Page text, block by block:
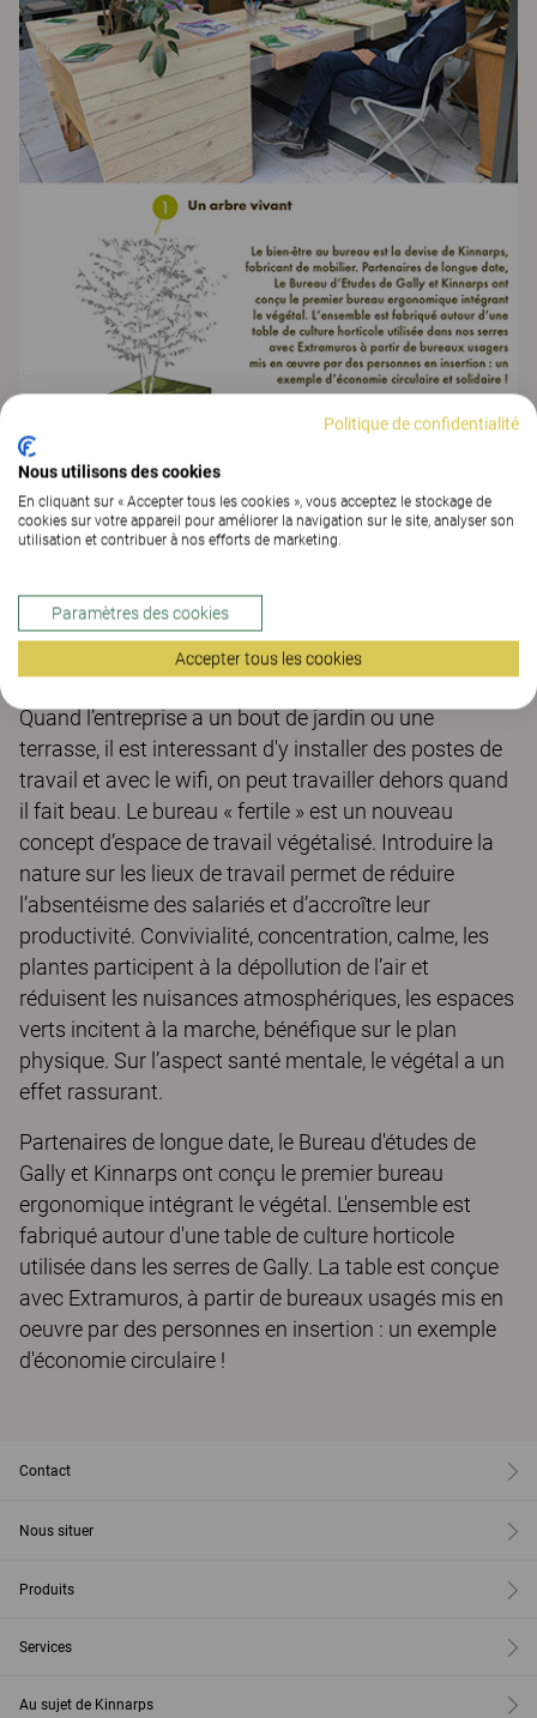
Quand l’entreprise a un bout de jardin ou une
terrasse, il est interessant d'y installer des postes de
travail et avec le wifi, on peut travailler dehors quand
il fait beau. Le bureau « fertile » est un nouveau
concept d’espace de travail végétalisé. Introduire la
nature sur les lieux de travail permet de réduire
l’absentéisme des salariés et d’accroître leur
productivité. Convivialité, concentration, calme, les
plantes participent à la dépollution de l’air et
réduisent les nuisances atmosphériques, les espaces
verts incitent à la marche, bénéfique sur le plan
physique. Sur l’aspect santé mentale, le végétal a un
effet rassurant.
Partenaires de longue date, le Bureau d'études de
Gally et Kinnarps ont conçu le premier bureau
ergonomique intégrant le végétal. L'ensemble est
fabriqué autour d'une table de culture horticole
utilisée dans les serres de Gally. La table est conçue
avec Extramuros, à partir de bureaux usagés mis en
oeuvre par des personnes en insertion : un exemple
d'économie circulaire !
Contact
Nous situer
Produits
Services
Au sujet de Kinnarps
Politique de confidentialité
Nous utilisons des cookies
En cliquant sur « Accepter tous les cookies », vous acceptez le stockage de
cookies sur votre appareil pour améliorer la navigation sur le site, analyser son
utilisation et contribuer à nos efforts de marketing.
Paramètres des cookies
Accepter tous les cookies